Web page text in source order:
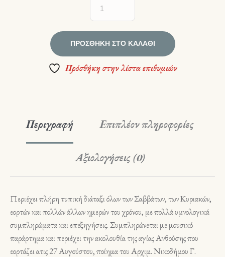
ΠΡΟΣΘΉΚΗ ΣΤΟ ΚΑΛΆΘΙ
Πρόσθήκη στην λίστα επιθυμιών
Περιγραφή Επιπλέον πληροφορίες
Αξιολογήσεις (0)
Περιέχει πλήρη τυπική διάταξι όλων των Σαββάτων, των Κυριακών,
εορτών και πολλών άλλων ημερών του χρόνου, με πολλά υμνολογικά
συμπληρώματα και επεξηγήσεις. Συμπληρώνεται με μουσικό
παράρτημα και περιέχει την ακολουθία της αγίας Ανθούσης που
εορτάζει ατις 27 Αυγούστου, ποίημα του Αρχιμ. Νικοδήμου Γ.